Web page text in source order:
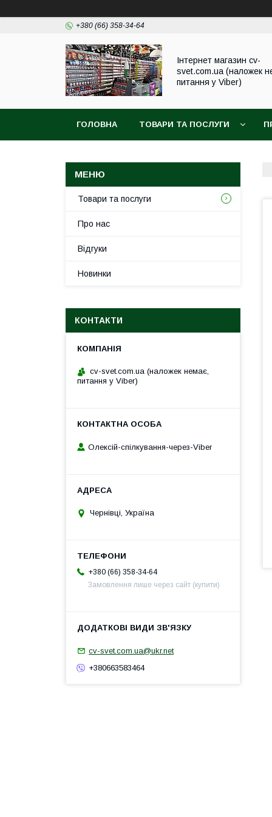
+380 (66) 358-34-64
Інтернет магазин cv-
svet.com.ua (наложек
питання у Viber)
ГОЛОВНА ТОВАРИ ТА ПОСЛУГИ
Товари та послуги
Про нас
Відгуки
Новинки
КОНТАКТИ
cv-svet.com.ua (наложек немає,
питання у Viber)
Олексій-спілкування-через-Viber
Чернівці, Україна
+380 (66) 358-34-64
Замовлення лише через сайт (купити)
cv-svet.com.ua@ukr.net
+380663583464